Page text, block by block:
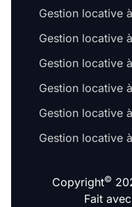
Gestion locative
Gestion locative
Gestion locative
Gestion locative
Gestion locative
Gestion locative
Copyright©
Fait avec